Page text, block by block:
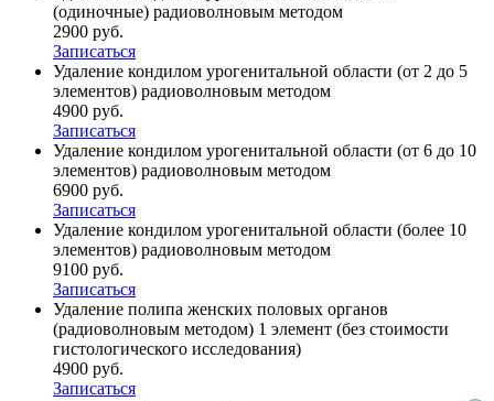
(одиночные) радиоволновым методом
2900 руб.
Записаться
Удаление кондилом урогенитальной области (от 2 до 5
элементов) радиоволновым методом
4900 руб.
Записаться
Удаление кондилом урогенитальной области (от 6 до 10
элементов) радиоволновым методом
6900 руб.
Записаться
Удаление кондилом урогенитальной области (более 10
элементов) радиоволновым методом
9100 руб.
Записаться
Удаление полипа женских половых органов
(радиоволновым методом) 1 элемент (без стоимости
гистологического исследования)
4900 руб.
Записаться